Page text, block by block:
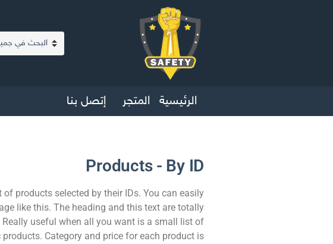
اسم التصنيف
الرئيسية المتجر إتصل بنا
Products - By ID
of products selected by their IDs. You can easily
like this. The heading and this text are totally
useful when all you want is a small list of
products. Category and price for each product is